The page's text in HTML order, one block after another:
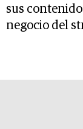
sus
negocio del